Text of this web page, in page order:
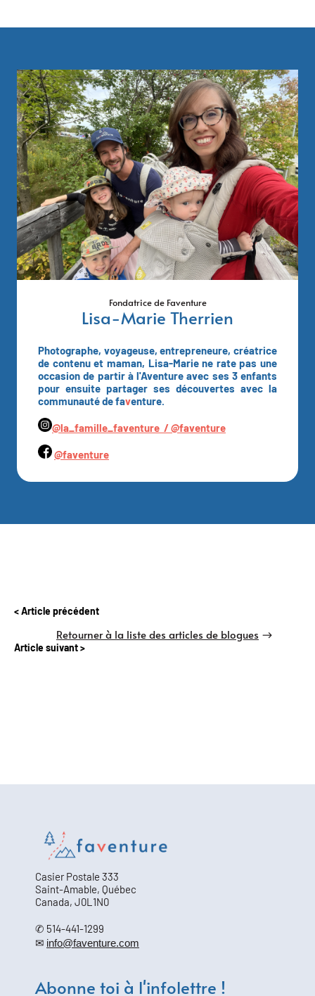
Fondatrice de Faventure
Lisa-Marie Therrien
Photographe, voyageuse, entrepreneure, créatrice
de contenu et maman, Lisa-Marie ne rate pas une
occasion de partir à l'Aventure avec ses 3 enfants
pour ensuite partager ses découvertes avec la
communauté de faventure.
@la_famille_faventure /@faventure
@faventure
Article précédent
Retourner à la liste des articles de blogues
Article suivant
Casier Postale 333
Saint-Amable, Québec
Canada, J0L1N0
✆ 514-441-1299
✉ info@faventure.com
Abonne toi à l'infolettre !